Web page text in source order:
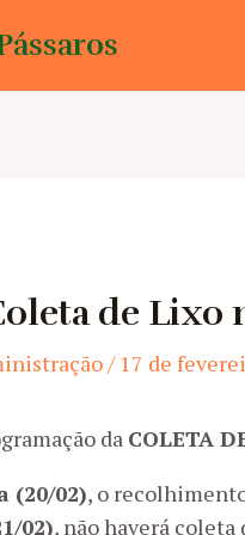
de Lixo
/ 17 de
da COLETA
(20/02), o
02), não haverá coleta